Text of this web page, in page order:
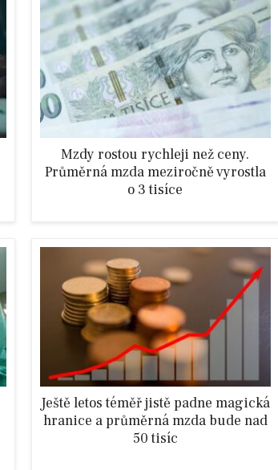
Mzdy rostou rychleji než ceny.
Průměrná mzda meziročně vyrostla
o 3 tisíce
Ještě letos téměř jistě padne magická
hranice a průměrná mzda bude nad
50 tisíc